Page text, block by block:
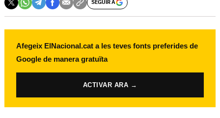
SEGUIR A
Afegeix ElNacional.cat a les teves fonts preferides de
Google de manera gratuïta
ACTIVAR ARA →